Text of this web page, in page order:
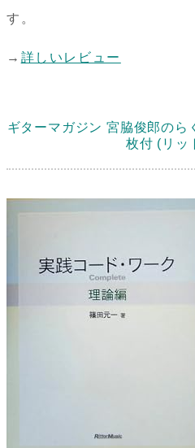
す。
→ 詳しいレビュー
ギターマガジン 宮脇俊郎のら
枚付 (リッ